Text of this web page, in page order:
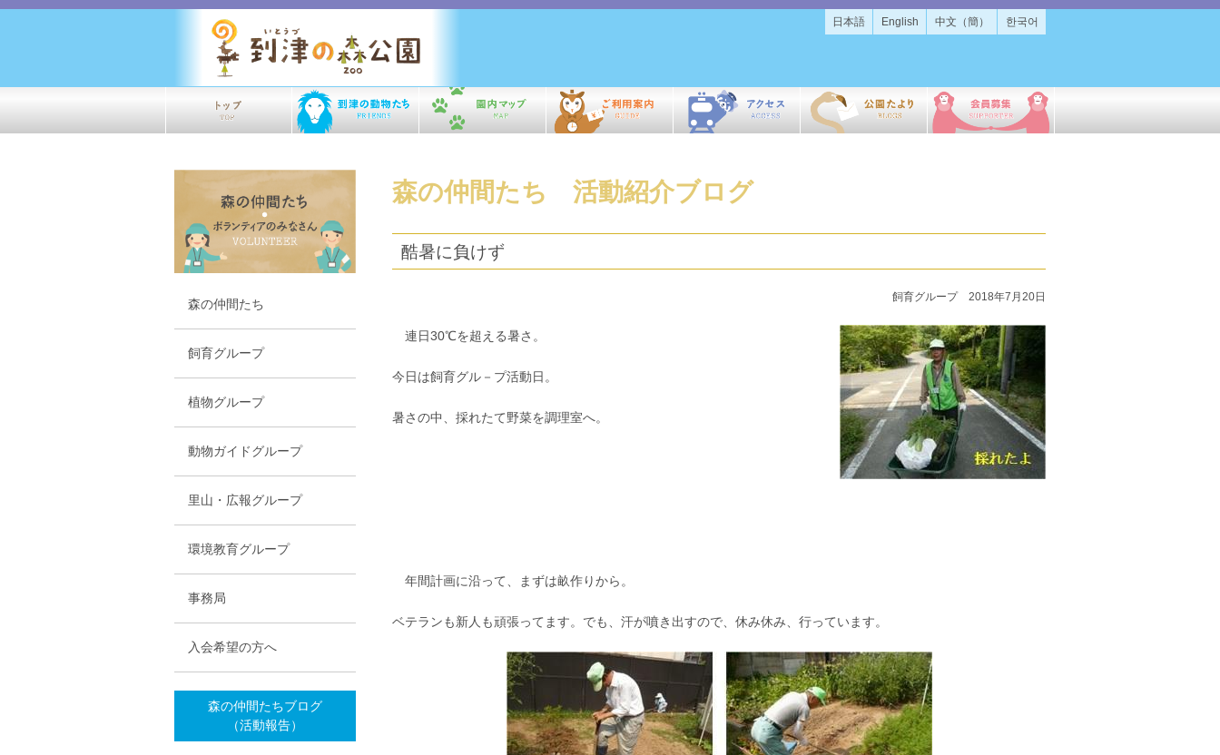
日本語 English 中文（簡） 한국어
森の仲間たち 活動紹介ブログ
酷暑に負けず
飼育グループ 2018年7月20日
連日30℃を超える暑さ。
今日は飼育グル－プ活動日。
暑さの中、採れたて野菜を調理室へ。
年間計画に沿って、まずは畝作りから。
ベテランも新人も頑張ってます。でも、汗が噴き出すので、休み休み、行っています。
森の仲間たち
飼育グループ
植物グループ
動物ガイドグループ
里山・広報グループ
環境教育グループ
事務局
入会希望の方へ
森の仲間たちブログ
（活動報告）